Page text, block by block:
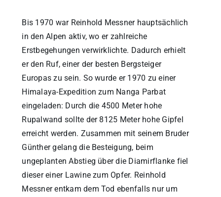
Bis 1970 war Reinhold Messner hauptsächlich
in den Alpen aktiv, wo er zahlreiche
Erstbegehungen verwirklichte. Dadurch erhielt
er den Ruf, einer der besten Bergsteiger
Europas zu sein. So wurde er 1970 zu einer
Himalaya-Expedition zum Nanga Parbat
eingeladen: Durch die 4500 Meter hohe
Rupalwand sollte der 8125 Meter hohe Gipfel
erreicht werden. Zusammen mit seinem Bruder
Günther gelang die Besteigung, beim
ungeplanten Abstieg über die Diamirflanke fiel
dieser einer Lawine zum Opfer. Reinhold
Messner entkam dem Tod ebenfalls nur um